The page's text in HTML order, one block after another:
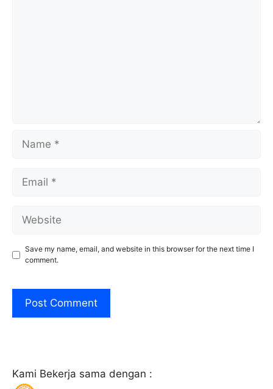
Name
Email
Website
Save my name, email, and website in this browser for the next time I
comment.
Kami Bekerja sama dengan :